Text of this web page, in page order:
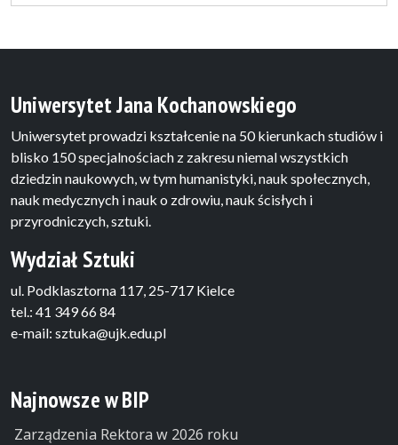
Uniwersytet Jana Kochanowskiego
Uniwersytet prowadzi kształcenie na 50 kierunkach studiów i
blisko 150 specjalnościach z zakresu niemal wszystkich
dziedzin naukowych, w tym humanistyki, nauk społecznych,
nauk medycznych i nauk o zdrowiu, nauk ścisłych i
przyrodniczych, sztuki.
Wydział Sztuki
ul. Podklasztorna 117, 25-717 Kielce
tel.: 41 349 66 84
e-mail: sztuka@ujk.edu.pl
Najnowsze w BIP
Zarządzenia Rektora w 2026 roku